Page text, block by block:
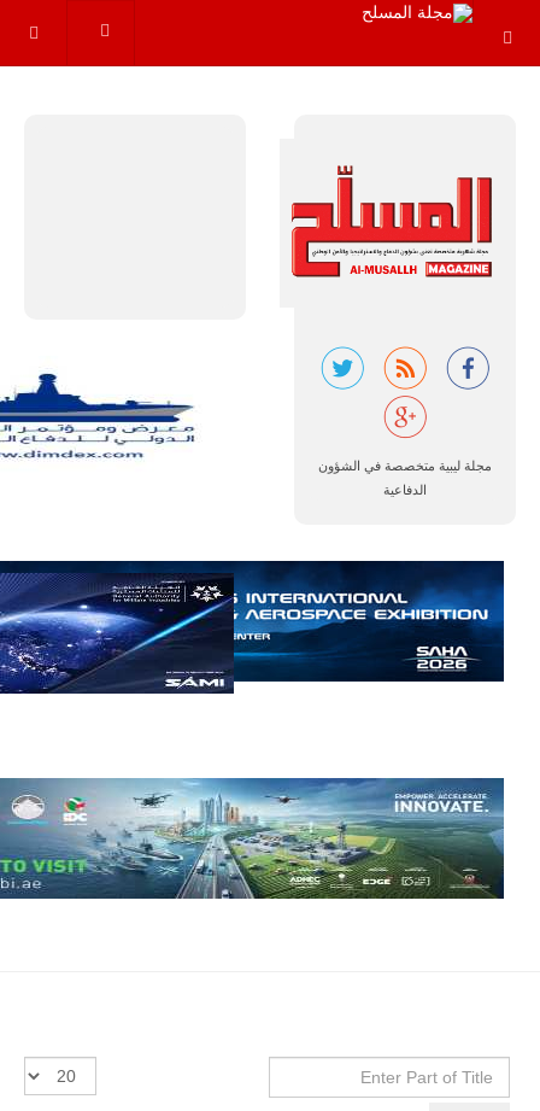
مجلة ليبية متخصصة في الشؤون
الدفاعية
أفريقيا
تتصدر العالم
في الطلب
إمبراير البرازيلية
للصناعات الجوية
أن تصبح القارة
الأفريقية أكبر
سوق عالمي
لطائرة الهجوم
الخفيف
عاماً المقبلة، مع
توقعات بتوريد
نحو 150…
للمزيد
Enter
Part
عدد
الإظهارات: